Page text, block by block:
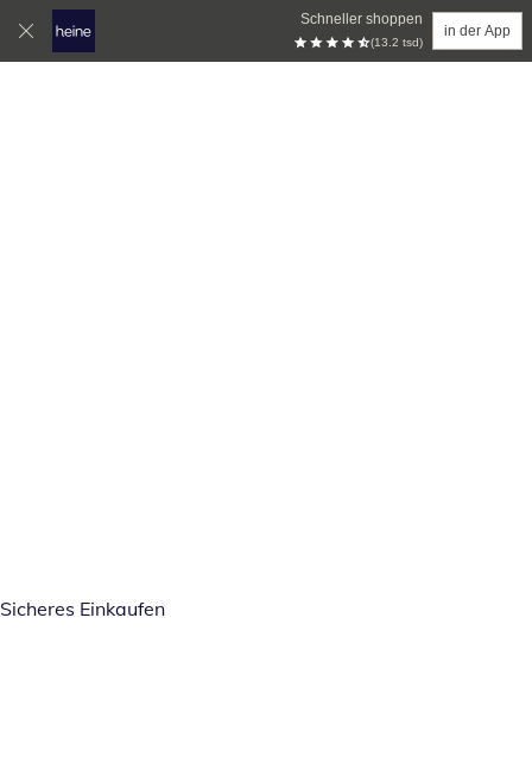
Schneller shoppen
(13.2 tsd)
in der App
Sicheres Einkaufen